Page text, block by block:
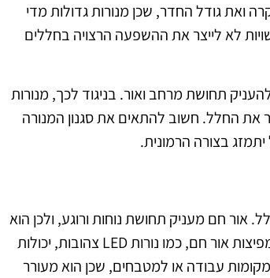
גודל החדר, שכן מנורות גדולות מדי
לא לייצר את ההשפעה הרצויה בחללים
תחושת מרחב ואור. בניגוד לכך, מנורות
את החלל. חשוב להתאים את סגנון המנורה
בצורה הרמונית.
אור חם מעניק תחושת נוחות ורוגע, ולכן הוא
מתאים במיוחד לחללים כמו סלון או חדר שינה. מנורות שמפיצות אור חם, כמו נורות LED צהובות, יכולות
עבודה או למטבחים, שכן הוא מעורר